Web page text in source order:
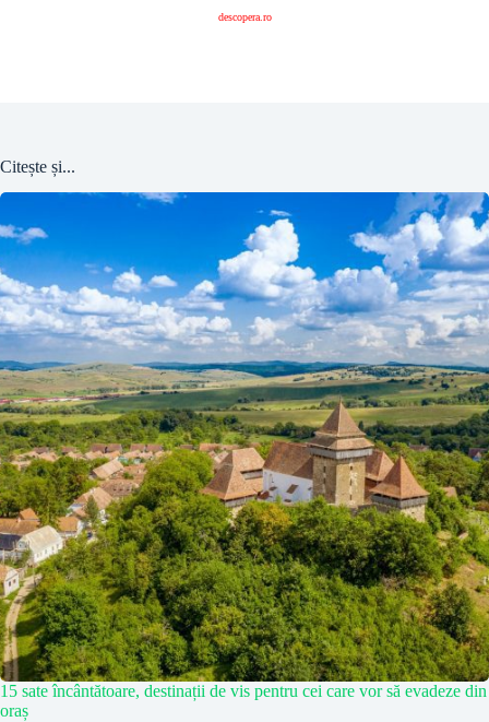
descopera.ro
Citește și...
15 sate încântătoare, destinații de vis pentru cei care vor să evadeze din
oraș